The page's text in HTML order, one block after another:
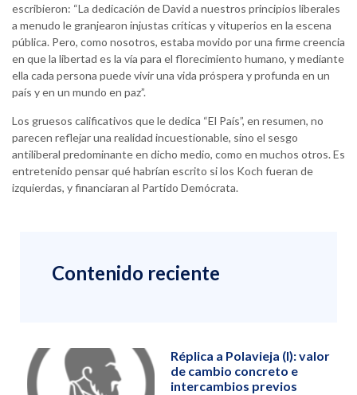
escribieron: “La dedicación de David a nuestros principios liberales
a menudo le granjearon injustas críticas y vituperios en la escena
pública. Pero, como nosotros, estaba movido por una firme creencia
en que la libertad es la vía para el florecimiento humano, y mediante
ella cada persona puede vivir una vida próspera y profunda en un
país y en un mundo en paz”.
Los gruesos calificativos que le dedica “El País”, en resumen, no
parecen reflejar una realidad incuestionable, sino el sesgo
antiliberal predominante en dicho medio, como en muchos otros. Es
entretenido pensar qué habrían escrito si los Koch fueran de
izquierdas, y financiaran al Partido Demócrata.
Contenido reciente
Réplica a Polavieja (I): valor
de cambio concreto e
intercambios previos